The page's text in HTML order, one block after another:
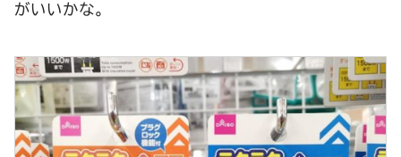
がいいかな。